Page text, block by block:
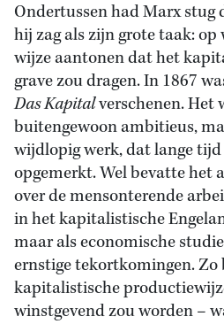
Ondertussen had Marx stug
hij zag als zijn grote taak:
wijze aantonen dat het
grave zou dragen. In 1867
Das Kapitalverschenen. Het
buitengewoon ambitieus,
wijdlopig werk, dat lange
opgemerkt. Wel bevatte het
over de mensonterende
in het kapitalistische
maar als economische
ernstige tekortkomingen. Zo
kapitalistische
winstgevend zou worden –